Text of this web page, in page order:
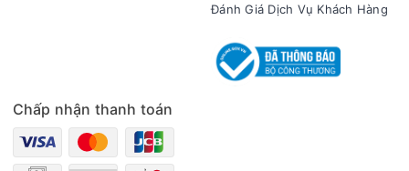
xuyên sẽ không tránh khỏi tình trạng dầu mỡ bám vào, tuy
nhiên với kính cường lực có bề mặt nhẵn bóng bạn có thể dễ
dàng lau chùi vệ sinh mà không mất quá nhiều thời gian.
Đánh Giá Dịch Vụ Khách Hàng
Chấp nhận thanh toán